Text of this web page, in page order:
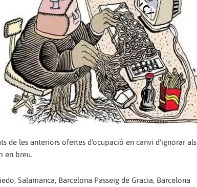
de les anteriors ofertes d'ocupació en canvi d'ignorar als
en breu.
Salamanca, Barcelona Passeig de Gracia, Barcelona